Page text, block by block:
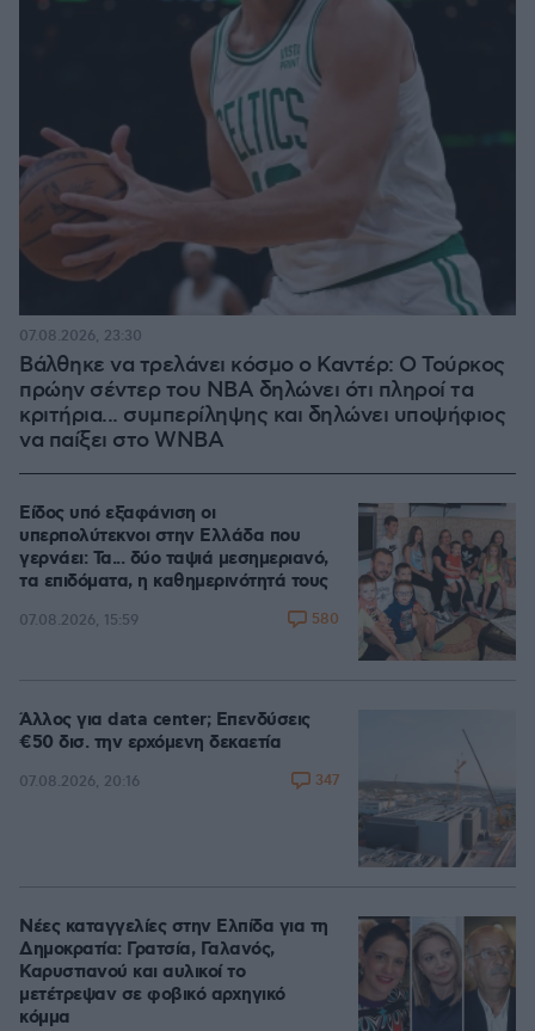
Βάλθηκε να τρελάνει κόσμο ο Καντέρ: Ο Τούρκος
πρώην σέντερ του NBA δηλώνει ότι πληροί τα
κριτήρια... συμπερίληψης και δηλώνει υποψήφιος
να παίξει στο WNBA
07.08.2026, 23:30
Είδος υπό εξαφάνιση οι
υπερπολύτεκνοι στην Ελλάδα που
γερνάει: Τα... δύο ταψιά μεσημεριανό,
τα επιδόματα, η καθημερινότητά τους
07.08.2026, 15:59 580
Άλλος για data center; Επενδύσεις
€50 δισ. την ερχόμενη δεκαετία
07.08.2026, 20:16 347
Νέες καταγγελίες στην Ελπίδα για τη
Δημοκρατία: Γρατσία, Γαλανός,
Καρυστιανού και αυλικοί το
μετέτρεψαν σε φοβικό αρχηγικό
κόμμα